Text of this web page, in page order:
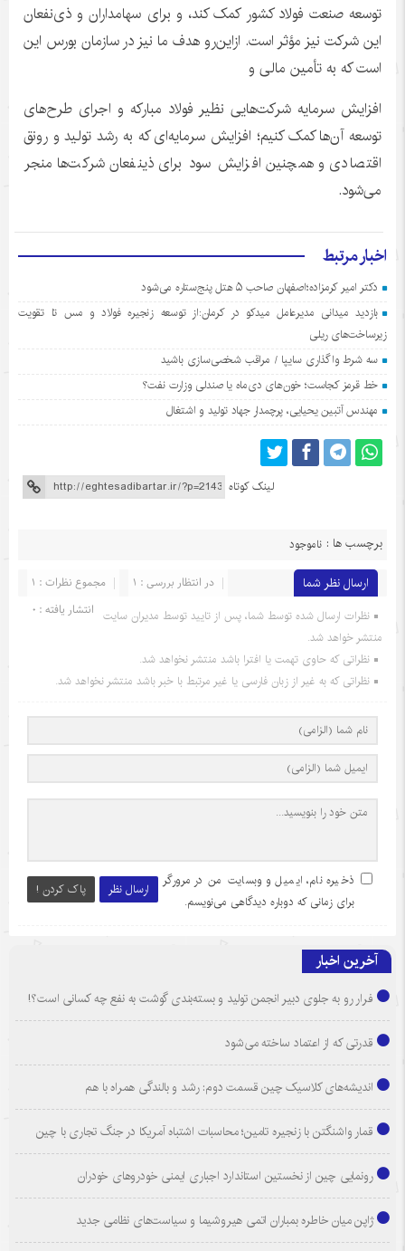
توسعه صنعت فولاد کشور کمک کند، و برای سهامداران و ذی‌نفعان
این شرکت نیز مؤثر است. ازاین‌رو هدف ما نیز در سازمان بورس این
است که به تأمین مالی و
افزایش سرمایه شرکت‌هایی نظیر فولاد مبارکه و اجرای طرح‌های
توسعه آن‌ها کمک کنیم؛ افزایش سرمایه‌ای که به رشد تولید و رونق
اقتصادی و همچنین افزایش سود برای ذینفعان شرکت‌ها منجر
می‌شود.
اخبار مرتبط
دکتر امیر کرمزاده؛اصفهان صاحب ۵ هتل پنج‌ستاره می‌شود
بازدید میدانی مدیرعامل میدکو در کرمان:از توسعه زنجیره فولاد و مس تا تقویت
زیرساخت‌های ریلی
سه شرط واگذاری سایپا / مراقب شخصی‌سازی باشید
خط قرمز کجاست؛ خون‌های دی‌ماه یا صندلی وزارت نفت؟
مهندس آتبین یحیایی، پرچمدار جهاد تولید و اشتغال
لینک کوتاه
برچسب ها : ناموجود
ارسال نظر شما مجموع نظرات : 1
در انتظار بررسی : 1
انتشار یافته : 0 نظرات ارسال شده توسط شما، پس از تایید توسط مدیران سایت
منتشر خواهد شد.
نظراتی که حاوی تهمت یا افترا باشد منتشر نخواهد شد.
نظراتی که به غیر از زبان فارسی یا غیر مرتبط با خبر باشد منتشر نخواهد شد.
ارسال نظر پاک کردن !
ذخیره نام، ایمیل و وبسایت من در مرورگر
برای زمانی که دوباره دیدگاهی می‌نویسم.
آخرین اخبار
فرار رو به جلوی دبیر انجمن تولید و بسته‌بندی گوشت به نفع چه کسانی است؟!
قدرتی که از اعتماد ساخته می‌شود
اندیشه‌های کلاسیک چین قسمت دوم: رشد و بالندگی همراه با هم
قمار واشنگتن با زنجیره تامین؛ محاسبات اشتباه آمریکا در جنگ تجاری با چین
رونمایی چین از نخستین استاندارد اجباری ایمنی خودروهای خودران
ژاپن میان خاطره بمباران اتمی هیروشیما و سیاست‌های نظامی جدید